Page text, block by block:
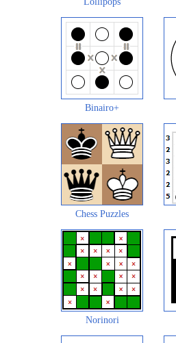
Binairo+
Chess Puzzles
Norinori